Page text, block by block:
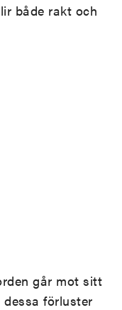
både rakt och
går mot sitt
förluster